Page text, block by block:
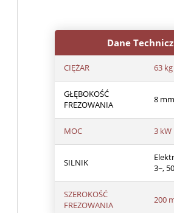
Dane
CIĘŻAR 63 kg
GŁĘBOKOŚĆ
FREZOWANIA
8 mm
MOC 3 kW
SILNIK
3~,
SZEROKOŚĆ
FREZOWANIA
200